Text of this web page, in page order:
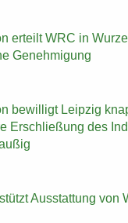
er­teilt WRC in
Ge­neh­mi­gung
be­wil­ligt Leip­zig
Er­schlie­ßung des
Aus­stat­tung von